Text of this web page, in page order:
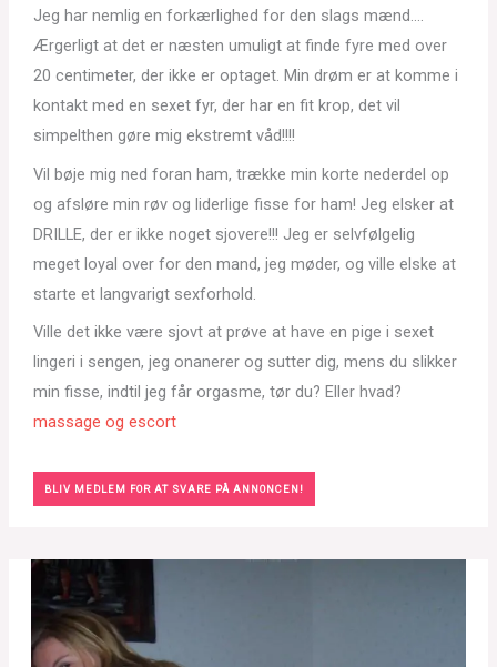
Jeg har nemlig en forkærlighed for den slags mænd….
Ærgerligt at det er næsten umuligt at finde fyre med over
20 centimeter, der ikke er optaget. Min drøm er at komme i
kontakt med en sexet fyr, der har en fit krop, det vil
simpelthen gøre mig ekstremt våd!!!!
Vil bøje mig ned foran ham, trække min korte nederdel op
og afsløre min røv og liderlige fisse for ham! Jeg elsker at
DRILLE, der er ikke noget sjovere!!! Jeg er selvfølgelig
meget loyal over for den mand, jeg møder, og ville elske at
starte et langvarigt sexforhold.
Ville det ikke være sjovt at prøve at have en pige i sexet
lingeri i sengen, jeg onanerer og sutter dig, mens du slikker
min fisse, indtil jeg får orgasme, tør du? Eller hvad?
massage og escort
BLIV MEDLEM FOR AT SVARE PÅ ANNONCEN!